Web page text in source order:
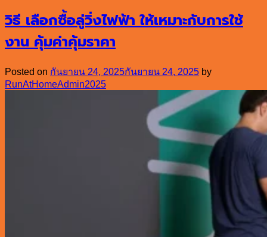
วิธี เลือกซื้อลู่วิ่งไฟฟ้า ให้เหมาะกับการใช้
งาน คุ้มค่าคุ้มราคา
Posted on กันยายน 24, 2025กันยายน 24, 2025 by
RunAtHomeAdmin2025